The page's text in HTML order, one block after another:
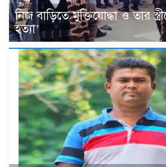
নিজ বাড়িতে মুক্তিযোদ্ধা ও তার
হত্যা’